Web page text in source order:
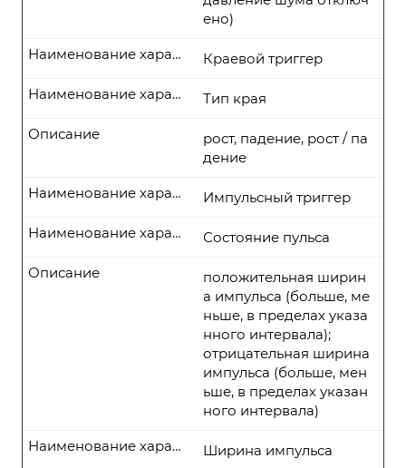
ено)
Краевой триггер
Наименование характеристики
Тип края
Наименование характеристики
рост, падение, рост / па
дение
Описание
Импульсный триггер
Наименование характеристики
Состояние пульса
Наименование характеристики
положительная ширин
а импульса (больше, ме
ньше, в пределах указа
нного интервала);
отрицательная ширина
импульса (больше, мен
ьше, в пределах указан
ного интервала)
Описание
Ширина импульса
Наименование характеристики